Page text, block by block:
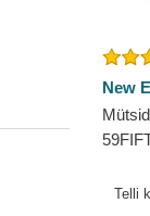
New
Telli